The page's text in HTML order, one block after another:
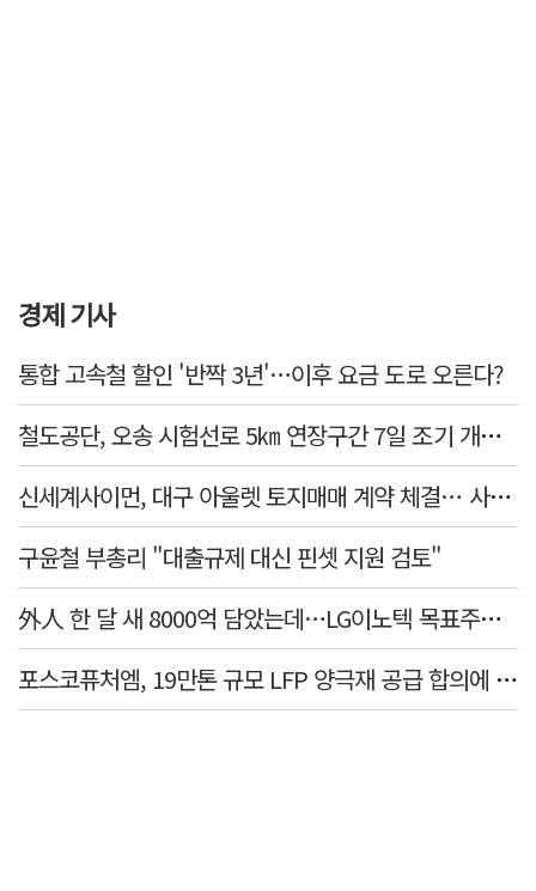
경제 기사
통합 고속철 할인 '반짝 3년'…이후 요금 도로 오른다?
철도공단, 오송 시험선로 5㎞ 연장구간 7일 조기 개통…LA 메트로 사업 지원
신세계사이먼, 대구 아울렛 토지매매 계약 체결… 사업 본궤도
구윤철 부총리 "대출규제 대신 핀셋 지원 검토"
外人 한 달 새 8000억 담았는데…LG이노텍 목표주가는 왜 엇갈릴까
포스코퓨처엠, 19만톤 규모 LFP 양극재 공급 합의에 3%대 강세